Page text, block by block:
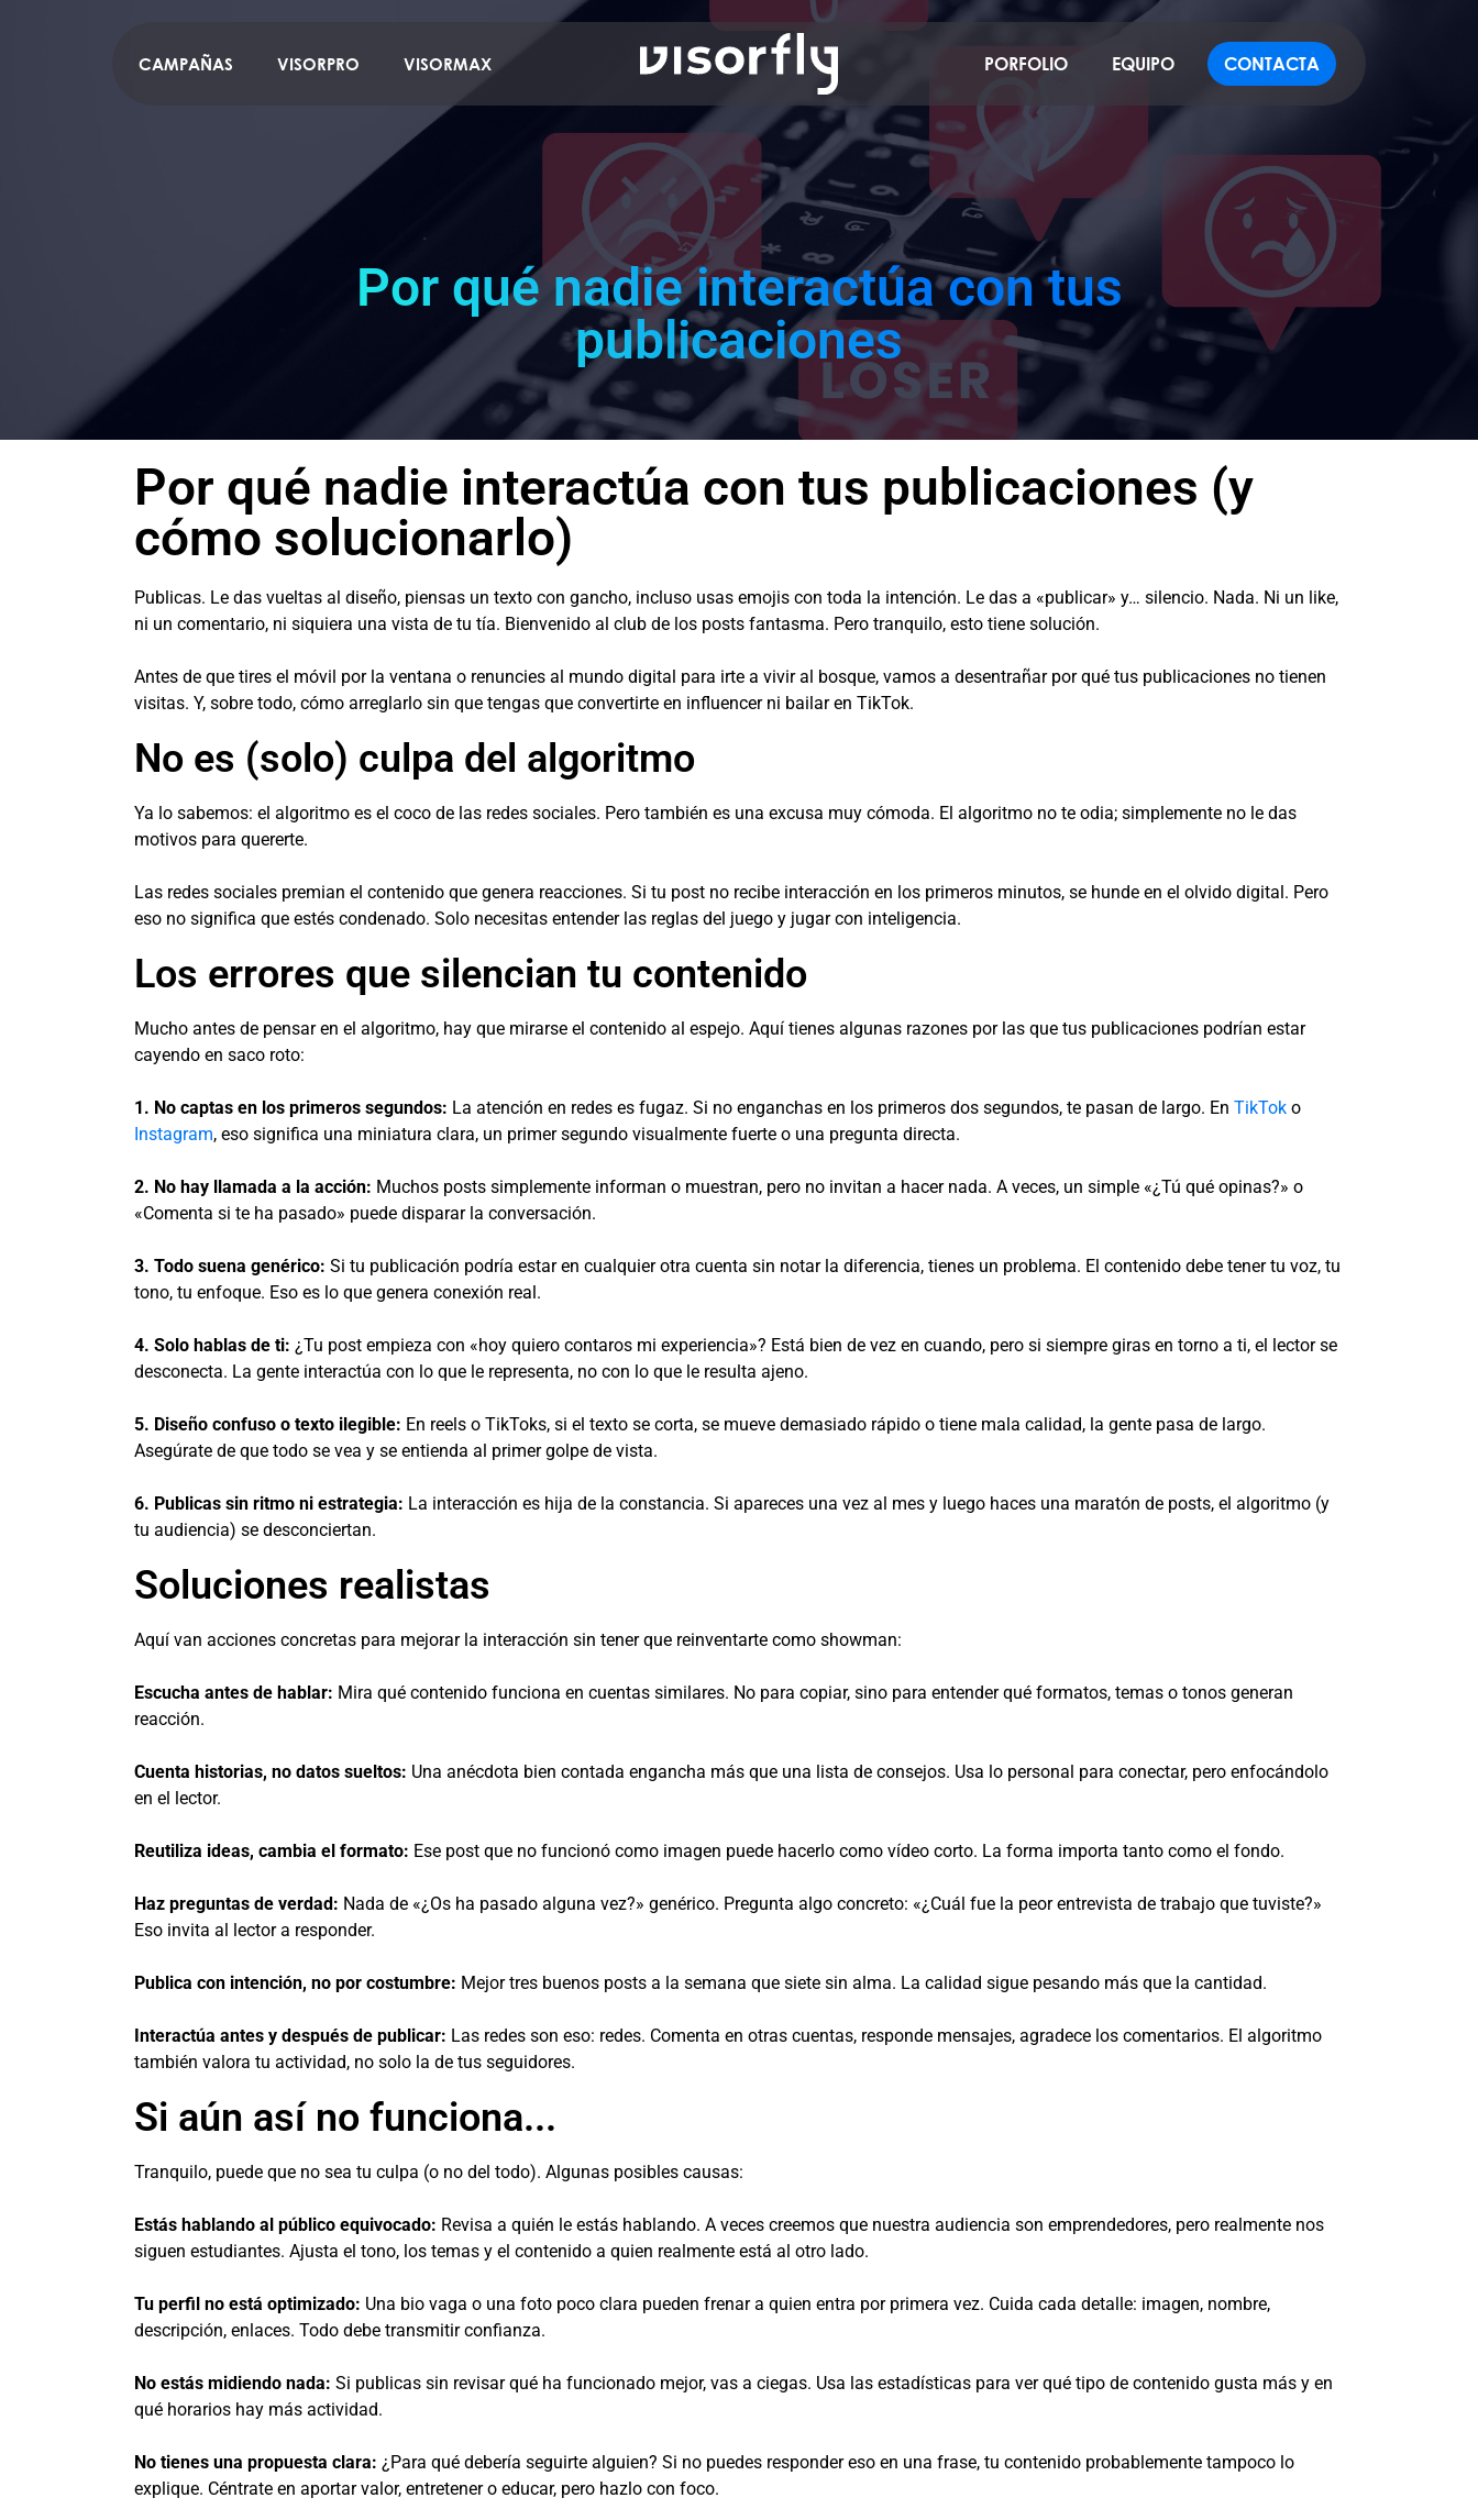
CAMPAÑAS VISORPRO VISORMAX PORFOLIO EQUIPO CONTACTA
Por qué nadie interactúa con tus
publicaciones
Por qué nadie interactúa con tus publicaciones (y
cómo solucionarlo)
Publicas. Le das vueltas al diseño, piensas un texto con gancho, incluso usas emojis con toda la intención. Le das a «publicar» y… silencio. Nada. Ni un like,
ni un comentario, ni siquiera una vista de tu tía. Bienvenido al club de los posts fantasma. Pero tranquilo, esto tiene solución.
Antes de que tires el móvil por la ventana o renuncies al mundo digital para irte a vivir al bosque, vamos a desentrañar por qué tus publicaciones no tienen
visitas. Y, sobre todo, cómo arreglarlo sin que tengas que convertirte en influencer ni bailar en TikTok.
No es (solo) culpa del algoritmo
Ya lo sabemos: el algoritmo es el coco de las redes sociales. Pero también es una excusa muy cómoda. El algoritmo no te odia; simplemente no le das
motivos para quererte.
Las redes sociales premian el contenido que genera reacciones. Si tu post no recibe interacción en los primeros minutos, se hunde en el olvido digital. Pero
eso no significa que estés condenado. Solo necesitas entender las reglas del juego y jugar con inteligencia.
Los errores que silencian tu contenido
Mucho antes de pensar en el algoritmo, hay que mirarse el contenido al espejo. Aquí tienes algunas razones por las que tus publicaciones podrían estar
cayendo en saco roto:
1. No captas en los primeros segundos: La atención en redes es fugaz. Si no enganchas en los primeros dos segundos, te pasan de largo. En TikTok o
Instagram, eso significa una miniatura clara, un primer segundo visualmente fuerte o una pregunta directa.
2. No hay llamada a la acción: Muchos posts simplemente informan o muestran, pero no invitan a hacer nada. A veces, un simple «¿Tú qué opinas?» o
«Comenta si te ha pasado» puede disparar la conversación.
3. Todo suena genérico: Si tu publicación podría estar en cualquier otra cuenta sin notar la diferencia, tienes un problema. El contenido debe tener tu voz, tu
tono, tu enfoque. Eso es lo que genera conexión real.
4. Solo hablas de ti: ¿Tu post empieza con «hoy quiero contaros mi experiencia»? Está bien de vez en cuando, pero si siempre giras en torno a ti, el lector se
desconecta. La gente interactúa con lo que le representa, no con lo que le resulta ajeno.
5. Diseño confuso o texto ilegible: En reels o TikToks, si el texto se corta, se mueve demasiado rápido o tiene mala calidad, la gente pasa de largo.
Asegúrate de que todo se vea y se entienda al primer golpe de vista.
6. Publicas sin ritmo ni estrategia: La interacción es hija de la constancia. Si apareces una vez al mes y luego haces una maratón de posts, el algoritmo (y
tu audiencia) se desconciertan.
Soluciones realistas
Aquí van acciones concretas para mejorar la interacción sin tener que reinventarte como showman:
Escucha antes de hablar: Mira qué contenido funciona en cuentas similares. No para copiar, sino para entender qué formatos, temas o tonos generan
reacción.
Cuenta historias, no datos sueltos: Una anécdota bien contada engancha más que una lista de consejos. Usa lo personal para conectar, pero enfocándolo
en el lector.
Reutiliza ideas, cambia el formato: Ese post que no funcionó como imagen puede hacerlo como vídeo corto. La forma importa tanto como el fondo.
Haz preguntas de verdad: Nada de «¿Os ha pasado alguna vez?» genérico. Pregunta algo concreto: «¿Cuál fue la peor entrevista de trabajo que tuviste?»
Eso invita al lector a responder.
Publica con intención, no por costumbre: Mejor tres buenos posts a la semana que siete sin alma. La calidad sigue pesando más que la cantidad.
Interactúa antes y después de publicar: Las redes son eso: redes. Comenta en otras cuentas, responde mensajes, agradece los comentarios. El algoritmo
también valora tu actividad, no solo la de tus seguidores.
Si aún así no funciona...
Tranquilo, puede que no sea tu culpa (o no del todo). Algunas posibles causas:
Estás hablando al público equivocado: Revisa a quién le estás hablando. A veces creemos que nuestra audiencia son emprendedores, pero realmente nos
siguen estudiantes. Ajusta el tono, los temas y el contenido a quien realmente está al otro lado.
Tu perfil no está optimizado: Una bio vaga o una foto poco clara pueden frenar a quien entra por primera vez. Cuida cada detalle: imagen, nombre,
descripción, enlaces. Todo debe transmitir confianza.
No estás midiendo nada: Si publicas sin revisar qué ha funcionado mejor, vas a ciegas. Usa las estadísticas para ver qué tipo de contenido gusta más y en
qué horarios hay más actividad.
No tienes una propuesta clara: ¿Para qué debería seguirte alguien? Si no puedes responder eso en una frase, tu contenido probablemente tampoco lo
explique. Céntrate en aportar valor, entretener o educar, pero hazlo con foco.